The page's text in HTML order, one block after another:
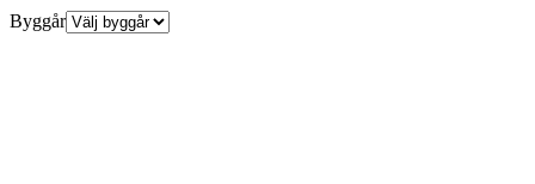
Byggår